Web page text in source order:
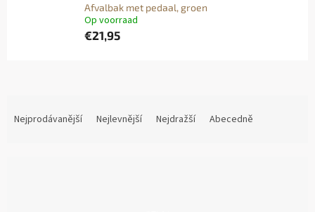
Afvalbak met pedaal, groen
Op voorraad
€21,95
ANejprodávanější Nejlevnější Nejdražší Abecedně